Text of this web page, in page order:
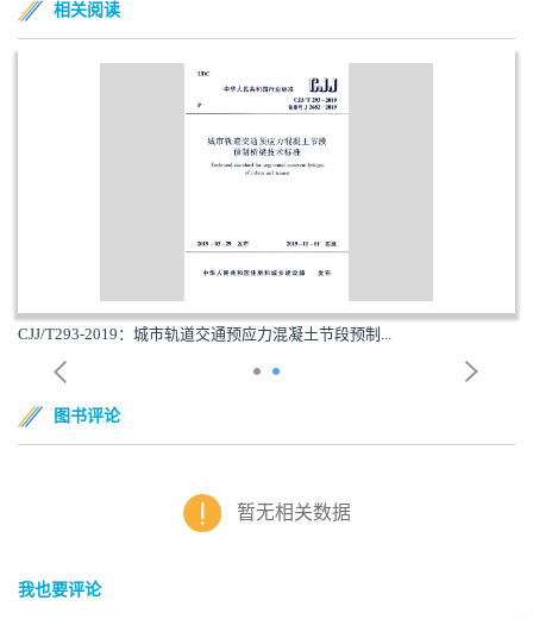
相关阅读
CJJ/T293-2019：城市轨道交通预应力混凝土节段预制...
图书评论
暂无相关数据
我也要评论